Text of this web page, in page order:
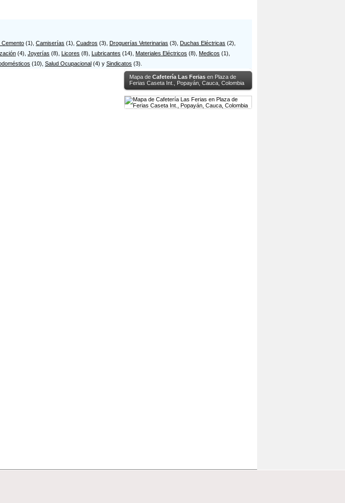
(1), Camiserías (1), Cuadros (3), Droguerías Veterinarias (3), Duchas Eléctricas (2),
(4), Joyerías (8), Licores (8), Lubricantes (14), Materiales Eléctricos (8), Medicos (1),
(10), Salud Ocupacional (4) y Sindicatos (3).
Mapa de Cafetería Las Ferias en Plaza de
Ferias Caseta Int., Popayán, Cauca, Colombia